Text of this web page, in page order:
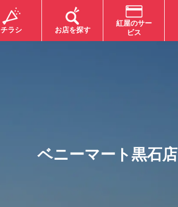
チラシ
お店を探す
紅屋のサー
ビス
ベニーマート黒石店